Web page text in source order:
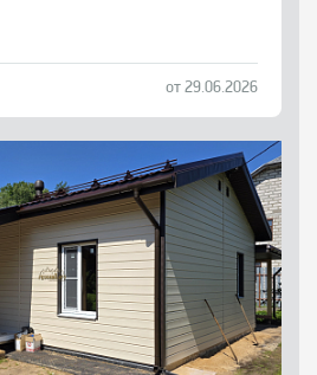
от 29.06.2026